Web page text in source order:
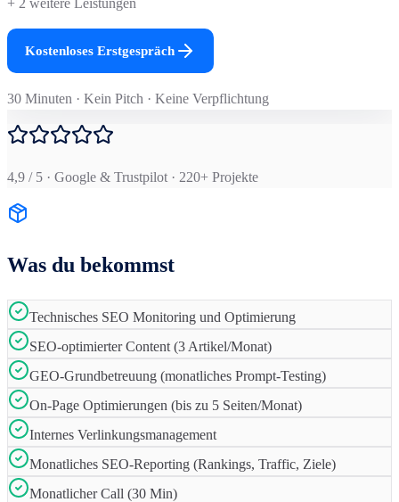
Kostenloses Erstgespräch
30 Minuten · Kein Pitch · Keine Verpflichtung
4,9 / 5 · Google & Trustpilot · 220+ Projekte
Was du bekommst
Technisches SEO Monitoring und Optimierung
SEO-optimierter Content (3 Artikel/Monat)
GEO-Grundbetreuung (monatliches Prompt-Testing)
On-Page Optimierungen (bis zu 5 Seiten/Monat)
Internes Verlinkungsmanagement
Monatliches SEO-Reporting (Rankings, Traffic, Ziele)
Monatlicher Call (30 Min)